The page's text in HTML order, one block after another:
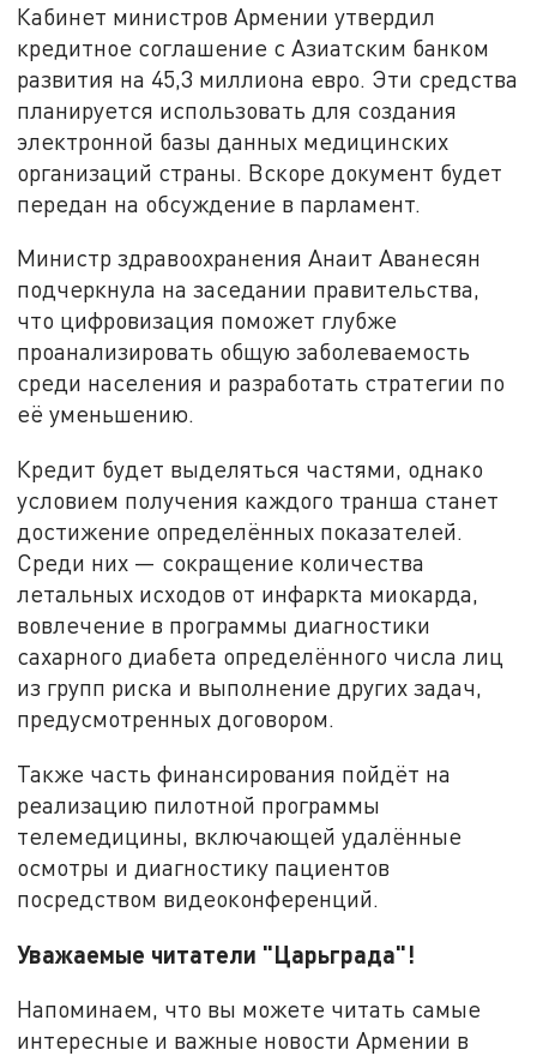
Кабинет министров Армении утвердил
кредитное соглашение с Азиатским банком
развития на 45,3 миллиона евро. Эти средства
планируется использовать для создания
электронной базы данных медицинских
организаций страны. Вскоре документ будет
передан на обсуждение в парламент.
Министр здравоохранения Анаит Аванесян
подчеркнула на заседании правительства,
что цифровизация поможет глубже
проанализировать общую заболеваемость
среди населения и разработать стратегии по
её уменьшению.
Кредит будет выделяться частями, однако
условием получения каждого транша станет
достижение определённых показателей.
Среди них — сокращение количества
летальных исходов от инфаркта миокарда,
вовлечение в программы диагностики
сахарного диабета определённого числа лиц
из групп риска и выполнение других задач,
предусмотренных договором.
Также часть финансирования пойдёт на
реализацию пилотной программы
телемедицины, включающей удалённые
осмотры и диагностику пациентов
посредством видеоконференций.
Уважаемые читатели "Царьграда"!
Напоминаем, что вы можете читать самые
интересные и важные новости Армении в